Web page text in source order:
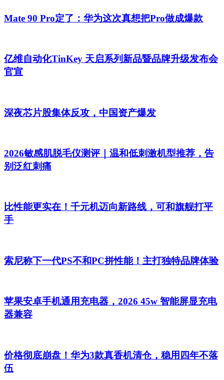
Mate 90 Pro定了：华为这次真想把Pro做成爆款
亿维自动化TinKey 天启系列新品暨品牌升级发布会
官宣
深夜芯片股集体反攻，中国资产爆发
2026敏感肌脱毛仪测评｜温和低刺激机型推荐，告
别泛红刺痛
比性能更实在！千元机迈向新路线，可和旗舰打平
手
索尼称下一代PS不和PC拼性能！主打独特品牌体验
苹果安卓手机通用充电器，2026 45w 智能屏显充电
器兼容
价格彻底崩盘！华为3款真香机清仓，稳用四年不落
伍